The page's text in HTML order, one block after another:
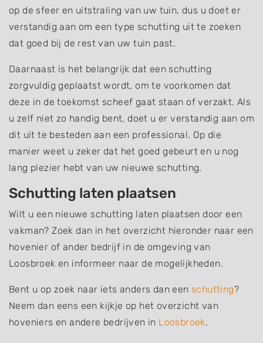
op de sfeer en uitstraling van uw tuin, dus u doet er
verstandig aan om een type schutting uit te zoeken
dat goed bij de rest van uw tuin past.
Daarnaast is het belangrijk dat een schutting
zorgvuldig geplaatst wordt, om te voorkomen dat
deze in de toekomst scheef gaat staan of verzakt. Als
u zelf niet zo handig bent, doet u er verstandig aan om
dit uit te besteden aan een professional. Op die
manier weet u zeker dat het goed gebeurt en u nog
lang plezier hebt van uw nieuwe schutting.
Schutting laten plaatsen
Wilt u een nieuwe schutting laten plaatsen door een
vakman? Zoek dan in het overzicht hieronder naar een
hovenier of ander bedrijf in de omgeving van
Loosbroek en informeer naar de mogelijkheden.
Bent u op zoek naar iets anders dan een schutting?
Neem dan eens een kijkje op het overzicht van
hoveniers en andere bedrijven in Loosbroek.